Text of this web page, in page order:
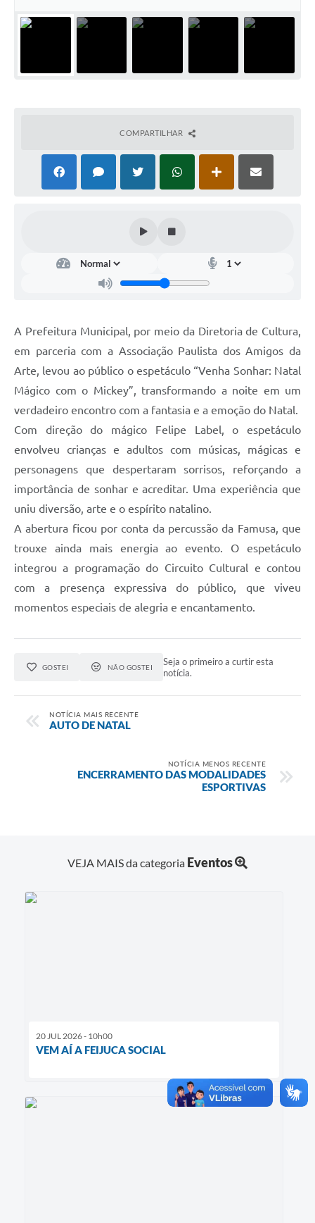
COMPARTILHAR
A Prefeitura Municipal, por meio da Diretoria de Cultura,
em parceria com a Associação Paulista dos Amigos da
Arte, levou ao público o espetáculo “Venha Sonhar: Natal
Mágico com o Mickey”, transformando a noite em um
verdadeiro encontro com a fantasia e a emoção do Natal.
Com direção do mágico Felipe Label, o espetáculo
envolveu crianças e adultos com músicas, mágicas e
personagens que despertaram sorrisos, reforçando a
importância de sonhar e acreditar. Uma experiência que
uniu diversão, arte e o espírito natalino.
A abertura ficou por conta da percussão da Famusa, que
trouxe ainda mais energia ao evento. O espetáculo
integrou a programação do Circuito Cultural e contou
com a presença expressiva do público, que viveu
momentos especiais de alegria e encantamento.
GOSTEI NÃO GOSTEI
Seja o primeiro a curtir esta
notícia.
NOTÍCIA MAIS RECENTE
AUTO DE NATAL
NOTÍCIA MENOS RECENTE
ENCERRAMENTO DAS MODALIDADES
ESPORTIVAS
VEJA MAIS da categoria Eventos
20 JUL 2026 - 10h00
VEM AÍ A FEIJUCA SOCIAL